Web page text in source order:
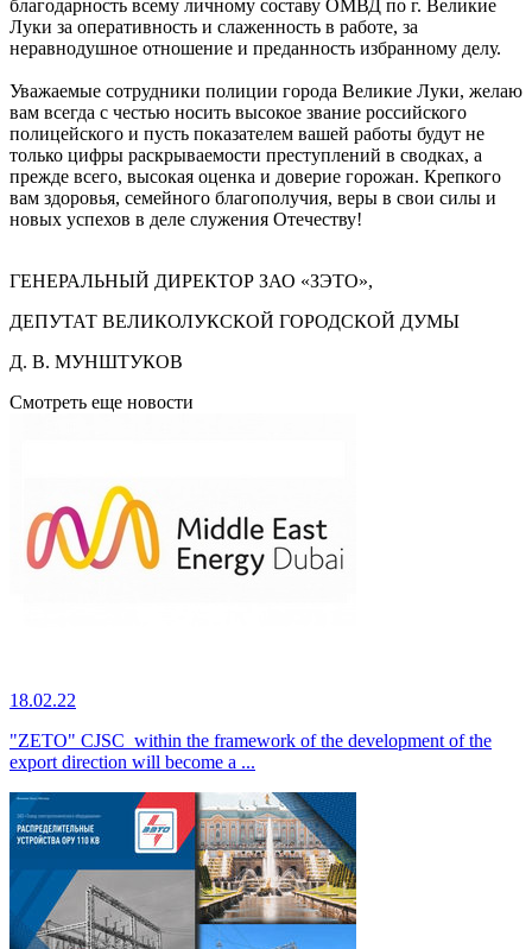
благодарность всему личному составу ОМВД по г. Великие
Луки за оперативность и слаженность в работе, за
неравнодушное отношение и преданность избранному делу.
Уважаемые сотрудники полиции города Великие Луки, желаю
вам всегда с честью носить высокое звание российского
полицейского и пусть показателем вашей работы будут не
только цифры раскрываемости преступлений в сводках, а
прежде всего, высокая оценка и доверие горожан. Крепкого
вам здоровья, семейного благополучия, веры в свои силы и
новых успехов в деле служения Отечеству!
ГЕНЕРАЛЬНЫЙ ДИРЕКТОР ЗАО «ЗЭТО»,
ДЕПУТАТ ВЕЛИКОЛУКСКОЙ ГОРОДСКОЙ ДУМЫ
Д. В. МУНШТУКОВ
Смотреть еще новости
18.02.22
"ZETO" CJSC within the framework of the development of the
export direction will become a ...